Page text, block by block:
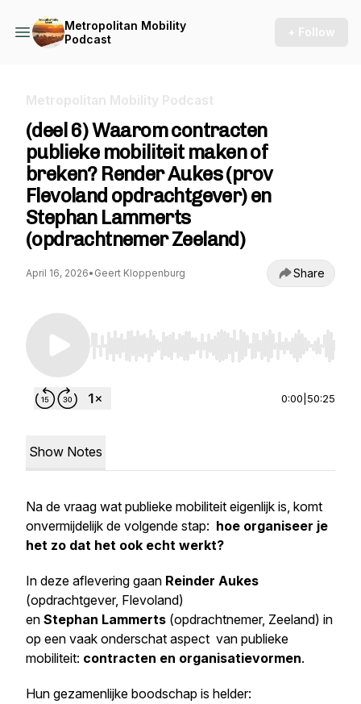
Metropolitan Mobility
Podcast
+ Follow
Metropolitan Mobility Podcast
(deel 6) Waarom contracten
publieke mobiliteit maken of
breken? Render Aukes (prov
Flevoland opdrachtgever) en
Stephan Lammerts
(opdrachtnemer Zeeland)
April 16, 2026• Geert Kloppenburg Share
Use Left/Right to seek, Home/End to jump
0:00 50:25
Show Notes
Na de vraag wat publieke mobiliteit eigenlijk is, komt
onvermijdelijk de volgende stap: hoe organiseer je
het zo dat het ook echt werkt?
In deze aflevering gaan Reinder Aukes
(opdrachtgever, Flevoland)
en Stephan Lammerts (opdrachtnemer, Zeeland) in
op een vaak onderschat aspect van publieke
mobiliteit: contracten en organisatievormen.
Hun gezamenlijke boodschap is helder: